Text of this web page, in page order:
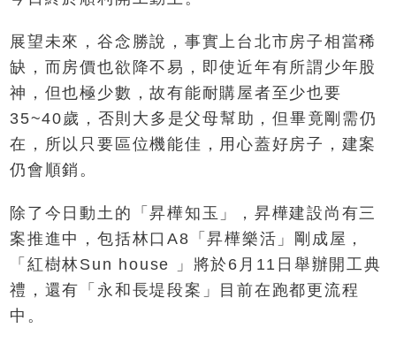
展望未來，谷念勝說，事實上台北市房子相當稀
缺，而房價也欲降不易，即使近年有所謂少年股
神，但也極少數，故有能耐購屋者至少也要
35~40歲，否則大多是父母幫助，但畢竟剛需仍
在，所以只要區位機能佳，用心蓋好房子，建案
仍會順銷。
除了今日動土的「昇樺知玉」，昇樺建設尚有三
案推進中，包括林口A8「昇樺樂活」剛成屋，
「紅樹林Sun house 」將於6月11日舉辦開工典
禮，還有「永和長堤段案」目前在跑都更流程
中。